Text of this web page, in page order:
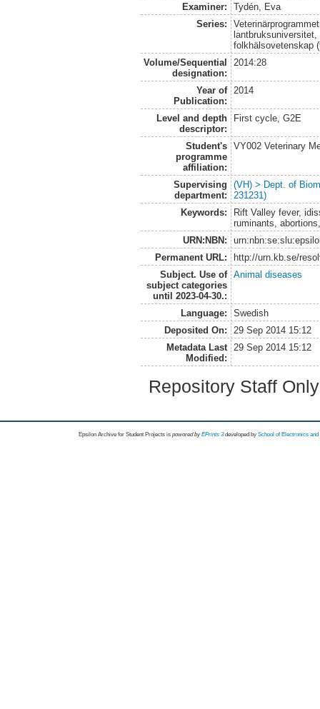
Examiner:
Tydén, Eva
Series:
folkhälsovetenskap
Volume/Sequential
designation:
2014:28
Year of
Publication:
2014
Level and depth
descriptor:
First cycle, G2E
Student's
programme
affiliation:
VY002 Veterinary
Supervising
department:
(VH) > Dept. of
231231)
Keywords:
Rift Valley fever,
ruminants,
URN:NBN:
Permanent URL:
http://urn.kb.se/
Subject. Use of
subject categories
until 2023-04-30.:
Animal diseases
Language:
Swedish
Deposited On:
29 Sep 2014 15:12
Metadata Last
Modified:
29 Sep 2014 15:12
Repository Staff
Epsilon Archive for Student Projects is powored byEPrints 3 developed by School of Electronics